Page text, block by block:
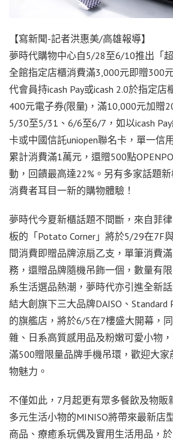
【寫新聞-記者洪惠美/高雄報導】
夢時代購物中心自5/28至6/10推出「
全館指定店櫃消費滿3,000元即贈300
代會員持icash Pay或icash 2.0於指定
400元電子券(限量)，滿10,000元加贈
5/30至5/31、6/6至6/7，如以icash
卡或中國信託uniopen聯名卡，單一信
累計消費滿1萬元，還贈500點
動，回饋最高達22%。另有多家話題
消費者耳目一新的購物體驗！
夢時代今夏新櫃話題不間斷，來自菲
板的「Potato Corner」將於5/29在7F
間消費即贈品牌涼扇乙支，單筆消費
務，還贈品牌隨機吊飾一個，數量有
系生活選品熱潮，夢時代亦引進全新
結大創旗下三大品牌DAISO、Standard
的旗艦店，將於6/5在7樓盛大開幕，
雜、日系高質感用品及粉嫩可愛小物
滿500贈限量品牌手機吊環，歡迎大
物魅力。
不僅如此，7月起更有眾多餐飲及物販
多元生活小物的MINISO將帶來最新店
商品、療癒系玩偶及實用生活用品，